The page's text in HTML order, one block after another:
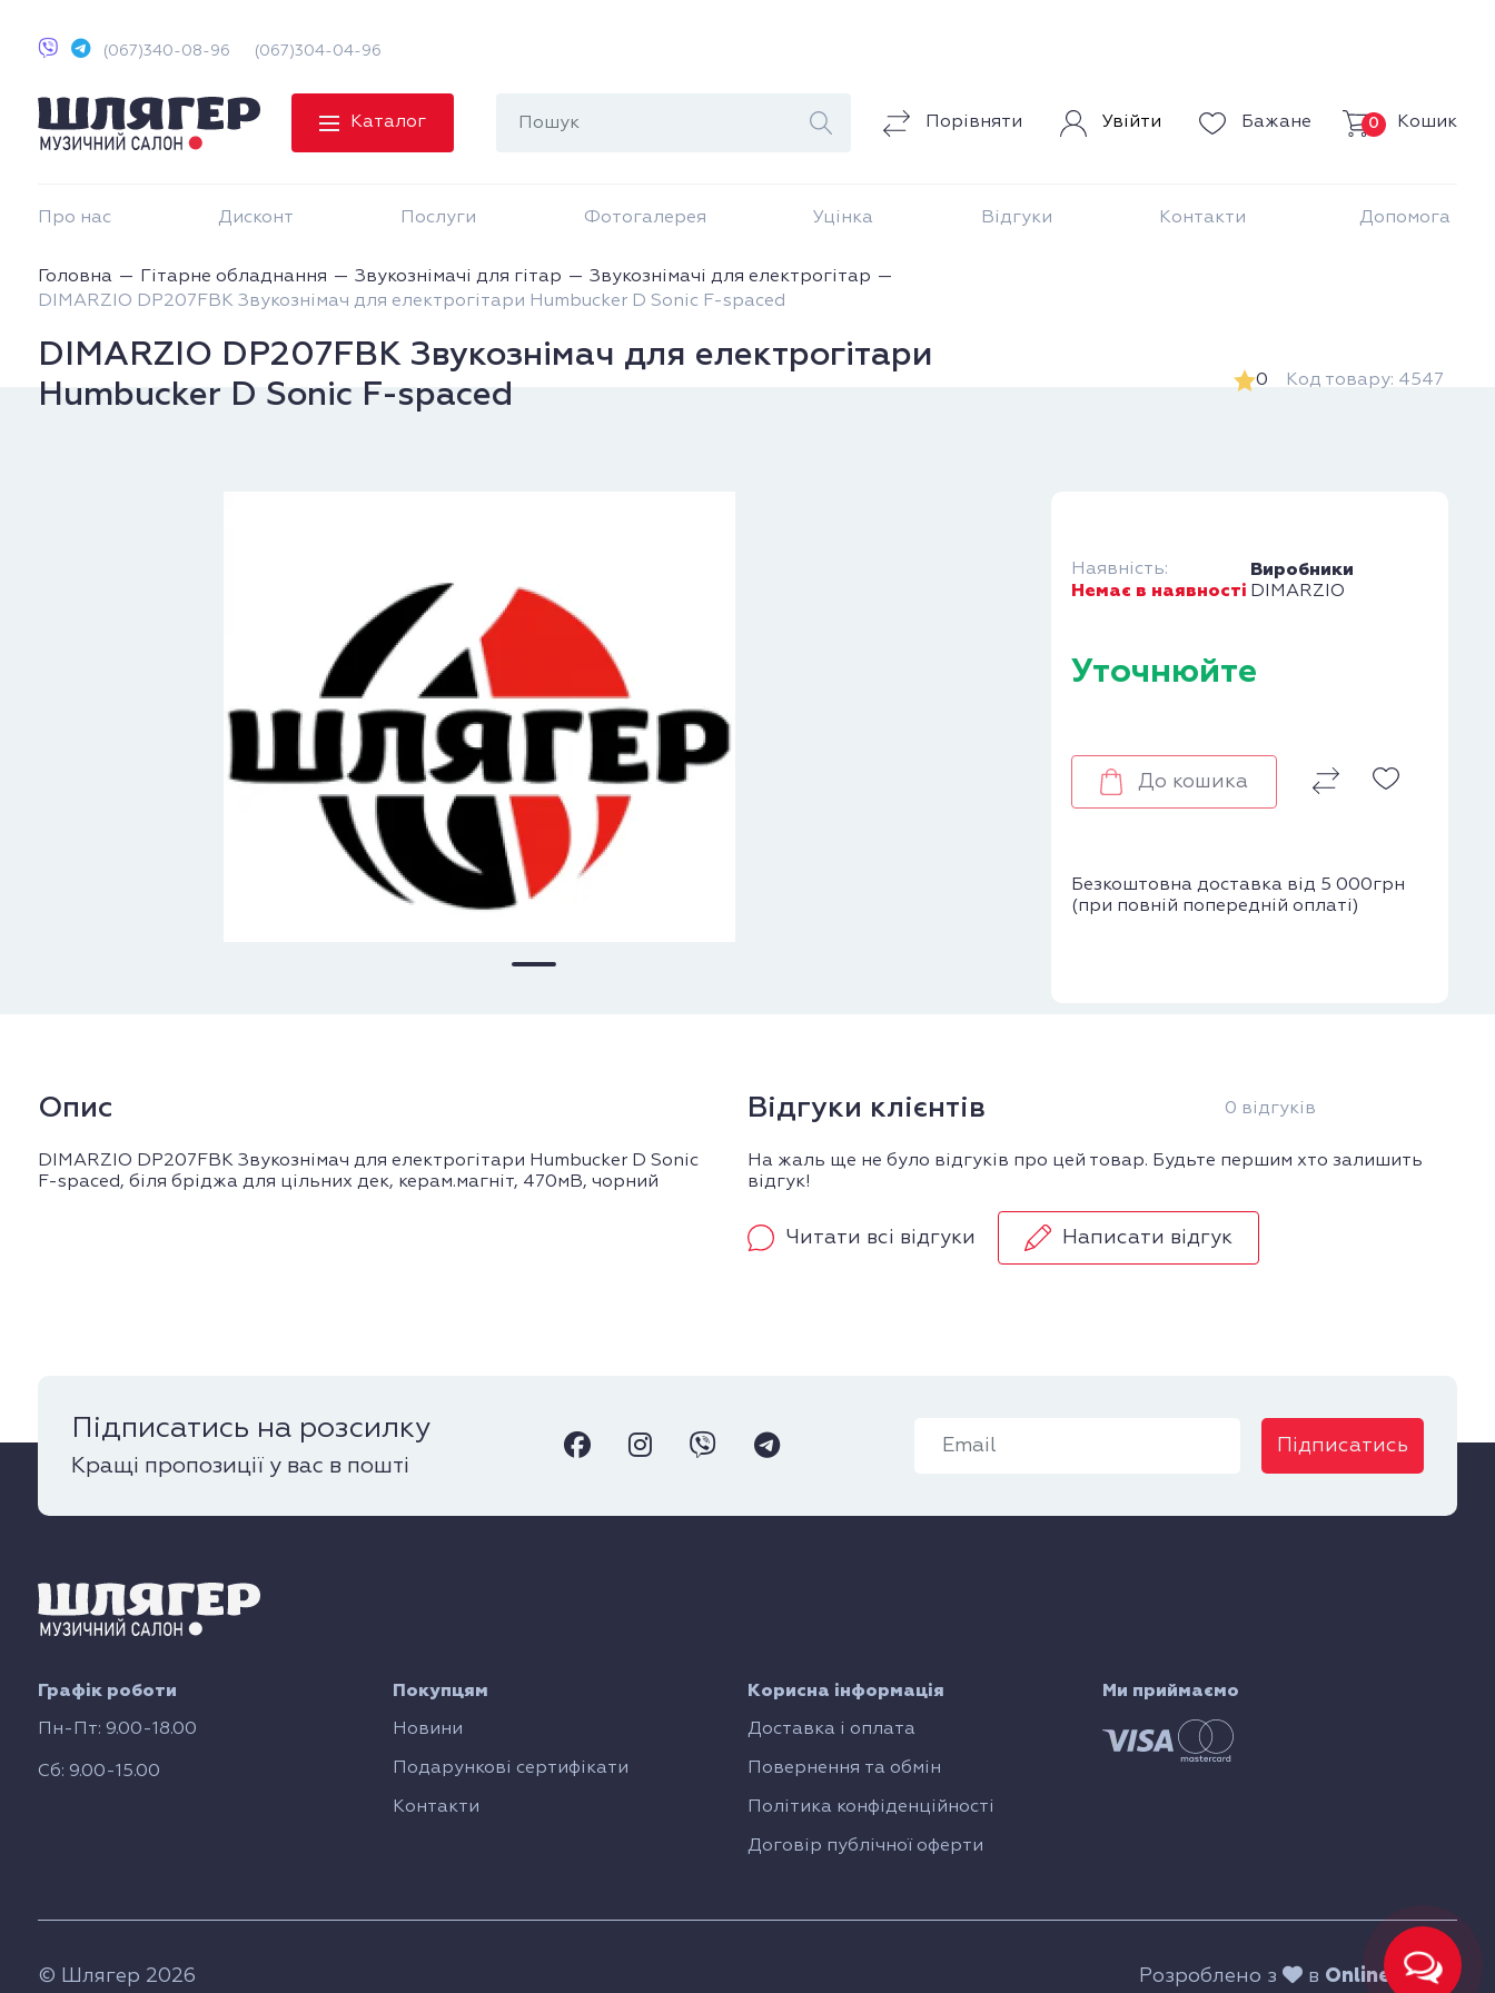
(067)340-08-96 (067)304-04-96
Каталог Порівняти Увійти Бажане Кошик
0
Про нас Дисконт Послуги Фотогалерея Уцінка Відгуки Контакти Допомога
Головна Гітарне обладнання Звукознімачі для гітар
Звукознімачі для електрогітар
DIMARZIO DP207FBK Звукознімач для електрогітари Humbucker D Sonic F-spaced
DIMARZIO DP207FBK Звукознімач для електрогітари
Humbucker D Sonic F-spaced
0 Код товару: 4547
Наявність:
Немає в наявності
Виробники
DIMARZIO
Уточнюйте
До кошика
Безкоштовна доставка від 5 000грн
(при повній попередній оплаті)
Опис
DIMARZIO DP207FBK Звукознімач для електрогітари Humbucker D Sonic
F-spaced, біля бріджа для цільних дек, керам.магніт, 470мВ, чорний
Відгуки клієнтів 0 відгуків
На жаль ще не було відгуків про цей товар. Будьте першим хто залишить
відгук!
Читати всі відгуки Написати відгук
Підписатись на розсилку
Кращі пропозиції у вас в пошті
Підписатись
Графік роботи
Пн-Пт: 9.00-18.00
Сб: 9.00-15.00
Покупцям
Новини
Подарункові сертифікати
Контакти
Корисна інформація
Доставка і оплата
Повернення та обмін
Політика конфіденційності
Договір публічної оферти
Ми приймаємо
© Шлягер 2026 Розроблено з в Online Media